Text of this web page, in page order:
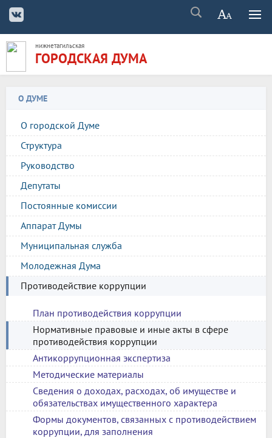
нижнетагильская
ГОРОДСКАЯ ДУМА
О ДУМЕ
О городской Думе
Структура
Руководство
Депутаты
Постоянные комиссии
Аппарат Думы
Муниципальная служба
Молодежная Дума
Противодействие коррупции
План противодействия коррупции
Нормативные правовые и иные акты в сфере
противодействия коррупции
Антикоррупционная экспертиза
Методические материалы
Сведения о доходах, расходах, об имуществе и
обязательствах имущественного характера
Формы документов, связанных с противодействием
коррупции, для заполнения